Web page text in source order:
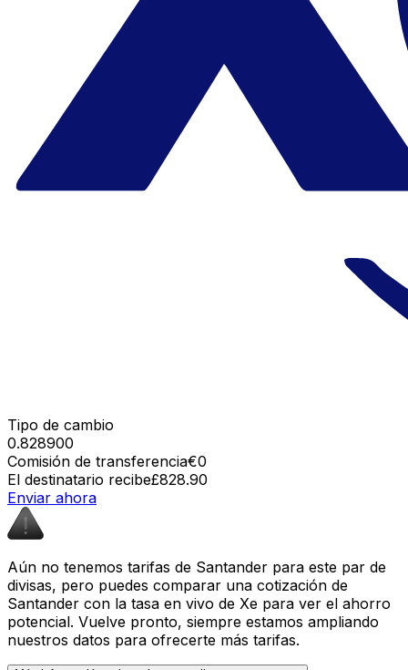
Tipo de cambio
0.828900
Comisión de transferencia€0
El destinatario recibe£828.90
Enviar ahora
Aún no tenemos tarifas de Santander para este par de
divisas, pero puedes comparar una cotización de
Santander con la tasa en vivo de Xe para ver el ahorro
potencial. Vuelve pronto, siempre estamos ampliando
nuestros datos para ofrecerte más tarifas.